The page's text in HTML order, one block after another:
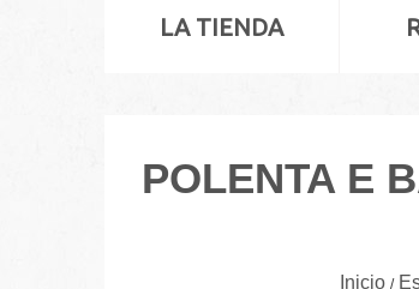
LA TIENDA
POLENTA E
Inicio